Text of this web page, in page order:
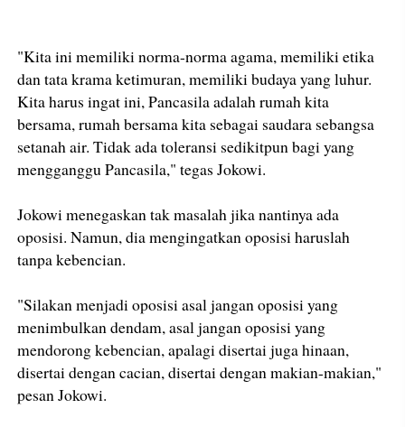
"Kita ini memiliki norma-norma agama, memiliki etika
dan tata krama ketimuran, memiliki budaya yang luhur.
Kita harus ingat ini, Pancasila adalah rumah kita
bersama, rumah bersama kita sebagai saudara sebangsa
setanah air. Tidak ada toleransi sedikitpun bagi yang
mengganggu Pancasila," tegas Jokowi.
Jokowi menegaskan tak masalah jika nantinya ada
oposisi. Namun, dia mengingatkan oposisi haruslah
tanpa kebencian.
"Silakan menjadi oposisi asal jangan oposisi yang
menimbulkan dendam, asal jangan oposisi yang
mendorong kebencian, apalagi disertai juga hinaan,
disertai dengan cacian, disertai dengan makian-makian,"
pesan Jokowi.